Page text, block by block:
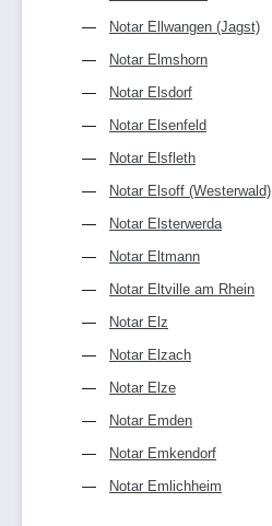
Notar Ellwangen (Jagst)
Notar Elmshorn
Notar Elsdorf
Notar Elsenfeld
Notar Elsfleth
Notar Elsoff (Westerwald)
Notar Elsterwerda
Notar Eltmann
Notar Eltville am Rhein
Notar Elz
Notar Elzach
Notar Elze
Notar Emden
Notar Emkendorf
Notar Emlichheim